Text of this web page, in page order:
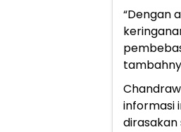
“Dengan
informasi
dirasakan